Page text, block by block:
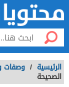
الرئيسية / وصفات
الصحيحة